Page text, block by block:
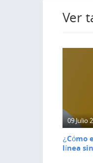
Ver
09 Julio
¿Cómo
línea